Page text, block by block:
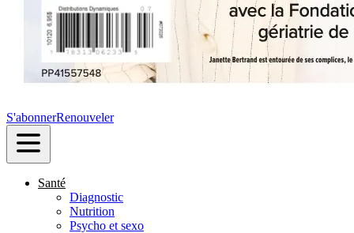
S'abonnerRenouveler
Santé
Diagnostic
Nutrition
Psycho et sexo